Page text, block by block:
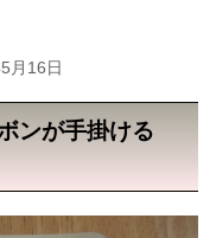
月16日
ンが手掛ける